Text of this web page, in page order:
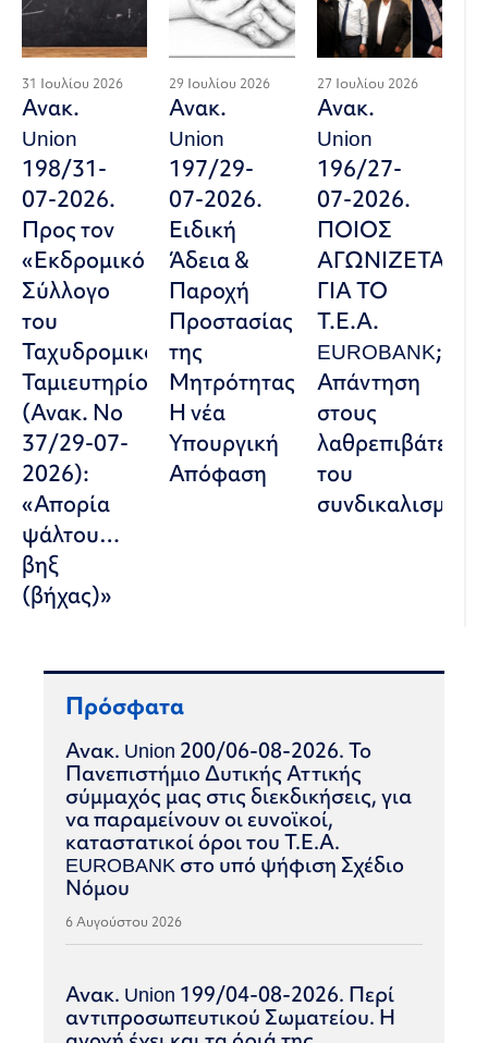
31 Ιουλίου 2026
Ανακ.
Union
198/31-
07-2026.
Προς τον
«Εκδρομικό
Σύλλογο
του
Ταχυδρομικού
Ταμιευτηρίου»
(Ανακ. Νο
37/29-07-
2026):
«Απορία
ψάλτου…
βηξ
(βήχας)»
29 Ιουλίου 2026
Ανακ.
Union
197/29-
07-2026.
Ειδική
Άδεια &
Παροχή
Προστασίας
της
Μητρότητας:
Η νέα
Υπουργική
Απόφαση
27 Ιουλίου 2026
Ανακ.
Union
196/27-
07-2026.
ΠΟΙΟΣ
ΑΓΩΝΙΖΕΤΑΙ
ΓΙΑ ΤΟ
Τ.Ε.Α.
EUROBANK;
Απάντηση
στους
λαθρεπιβάτες
του
συνδικαλισμού
Πρόσφατα
Ανακ. Union 200/06-08-2026. Το
Πανεπιστήμιο Δυτικής Αττικής
σύμμαχός μας στις διεκδικήσεις, για
να παραμείνουν οι ευνοϊκοί,
καταστατικοί όροι του Τ.Ε.Α.
EUROBANK στο υπό ψήφιση Σχέδιο
Νόμου
6 Αυγούστου 2026
Ανακ. Union 199/04-08-2026. Περί
αντιπροσωπευτικού Σωματείου. Η